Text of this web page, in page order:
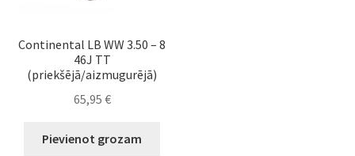
Continental LB WW 3.50 – 8
46J TT
(priekšējā/aizmugurējā)
65,95 €
Pievienot grozam